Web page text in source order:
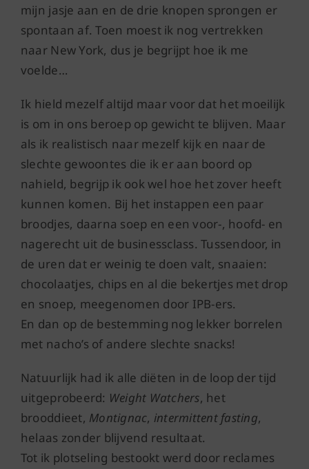
mijn jasje aan en de drie knopen sprongen er
spontaan af. Toen moest ik nog vertrekken
naar New York, dus je begrijpt hoe ik me
voelde…
Ik hield mezelf altijd maar voor dat het moeilijk
is om in ons beroep op gewicht te blijven. Maar
als ik realistisch naar mezelf kijk en naar de
slechte gewoontes die ik er aan boord op
nahield, begrijp ik ook wel hoe het zover heeft
kunnen komen. Bij het instappen een paar
broodjes, daarna soep en een voor-, hoofd- en
nagerecht uit de businessclass. Tussendoor, in
de uren dat er weinig te doen valt, snaaien:
chocolaatjes, chips en al die bekertjes met drop
en snoep, meegenomen door IPB-ers.
En dan op de bestemming nog lekker borrelen
met nacho’s of andere slechte snacks!
Natuurlijk had ik alle diëten in de loop der tijd
uitgeprobeerd: Weight Watchers, het
brooddieet, Montignac, intermittent fasting,
helaas zonder blijvend resultaat.
Tot ik plotseling bestookt werd door reclames